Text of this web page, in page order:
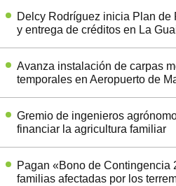
Delcy Rodríguez inicia Plan
y entrega de créditos en La
Avanza instalación de carpas
temporales en Aeropuerto de
Gremio de ingenieros
financiar la agricultura familiar
Pagan «Bono de Contingencia
familias afectadas por los